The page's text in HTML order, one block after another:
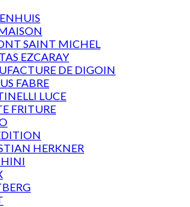
SAINT MICHEL
EZCARAY
DE DIGOIN
FABRE
LUCE
FRITURE
HERKNER